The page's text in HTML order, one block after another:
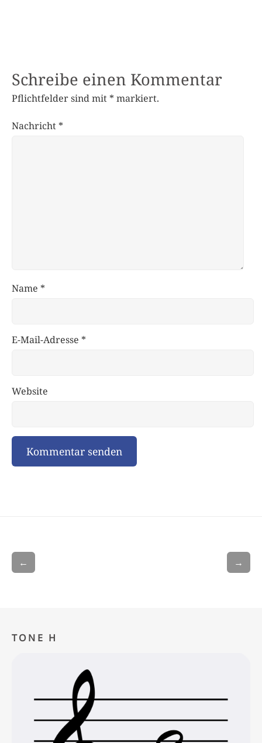
Schreibe einen Kommentar
Pflichtfelder sind mit * markiert.
Nachricht *
Name *
E-Mail-Adresse *
Website
← →
TONE H